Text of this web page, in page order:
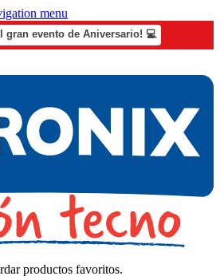
menu
gran evento de Aniversario! 💻
productos favoritos.